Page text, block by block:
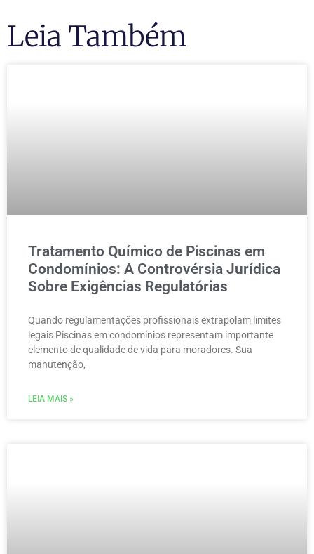
Leia Também
Tratamento Químico de Piscinas em
Condomínios: A Controvérsia Jurídica
Sobre Exigências Regulatórias
Quando regulamentações profissionais extrapolam limites
legais Piscinas em condomínios representam importante
elemento de qualidade de vida para moradores. Sua
manutenção,
LEIA MAIS »